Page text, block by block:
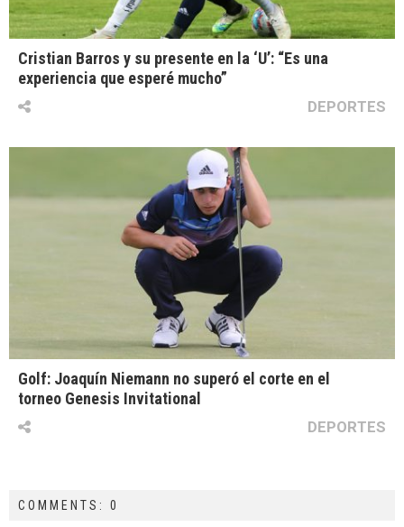
Cristian Barros y su presente en la ‘U’: “Es una
experiencia que esperé mucho”
DEPORTES
Golf: Joaquín Niemann no superó el corte en el
torneo Genesis Invitational
DEPORTES
COMMENTS: 0